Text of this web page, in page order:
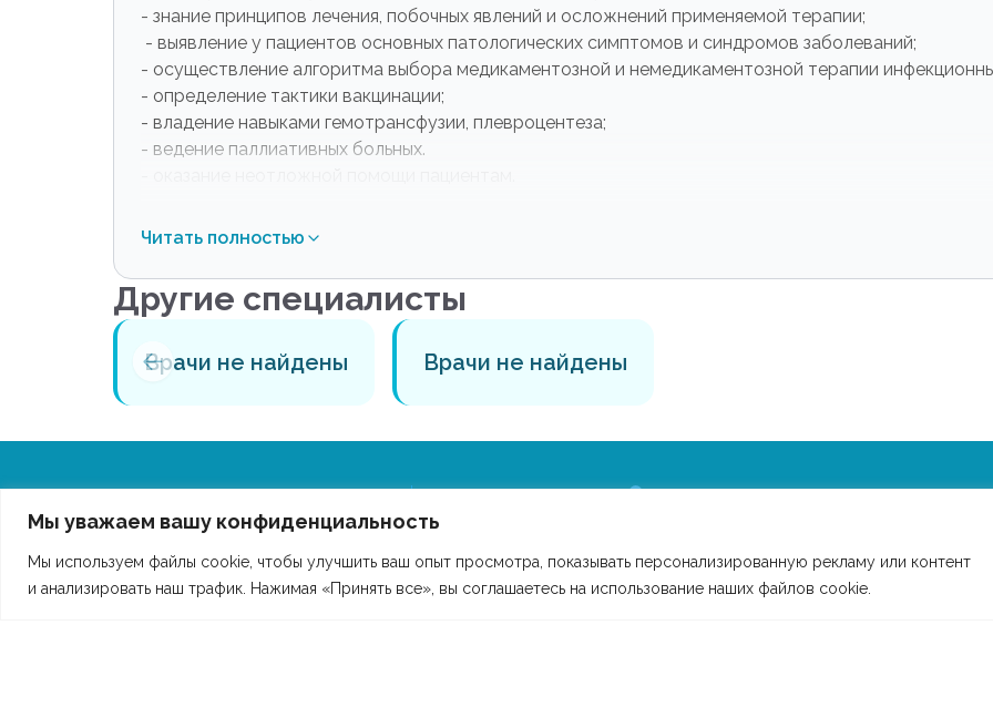
Мы уважаем вашу конфиденциальность
Мы используем файлы cookie, чтобы улучшить ваш опыт просмотра, показывать персонализированную рекламу или контент
и анализировать наш трафик. Нажимая «Принять все», вы соглашаетесь на использование наших файлов cookie.
- знание принципов лечения, побочных явлений и осложнений применяемой терапии;
- выявление у пациентов основных патологических симптомов и синдромов заболеваний;
- осуществление алгоритма выбора медикаментозной и немедикаментозной терапии
- определение тактики вакцинации;
- владение навыками гемотрансфузии, плевроцентеза;
- ведение паллиативных больных.
Читать полностью
Другие специалисты
Врачи не найдены Врачи не найдены
Л041-01197-26/01191119 от 7 мая 2024 г.
ОГРН:1222600000523
Скачай наше удобное мобильное приложение